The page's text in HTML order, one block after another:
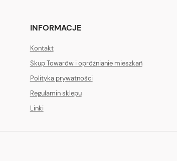
INFORMACJE
Kontakt
Skup Towarów i opróżnianie mieszkań
Polityka prywatności
Regulamin sklepu
Linki